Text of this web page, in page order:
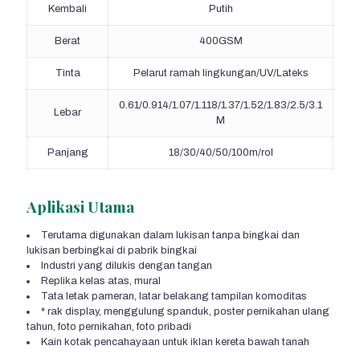
Kembali Putih
Berat 400GSM
Tinta Pelarut ramah lingkungan/UV/Lateks
Lebar
0.61/0.914/1.07/1.118/1.37/1.52/1.83/2.5/3.1
M
Panjang 18/30/40/50/100m/rol
Aplikasi Utama
Terutama digunakan dalam lukisan tanpa bingkai dan
lukisan berbingkai di pabrik bingkai
Industri yang dilukis dengan tangan
Replika kelas atas, mural
Tata letak pameran, latar belakang tampilan komoditas
* rak display, menggulung spanduk, poster pernikahan ulang
tahun, foto pernikahan, foto pribadi
Kain kotak pencahayaan untuk iklan kereta bawah tanah